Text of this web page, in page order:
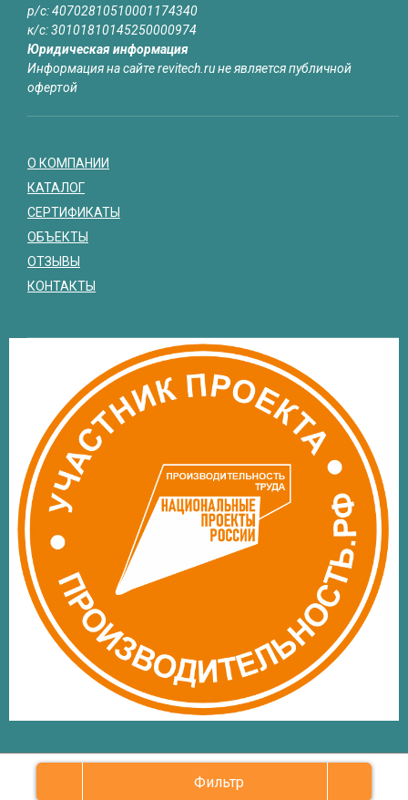
Фильтр
р/с: 40702810510001174340
к/с: 30101810145250000974
Юридическая информация
Информация на сайте revitech.ru не является публичной
офертой
О КОМПАНИИ
КАТАЛОГ
СЕРТИФИКАТЫ
ОБЪЕКТЫ
ОТЗЫВЫ
КОНТАКТЫ